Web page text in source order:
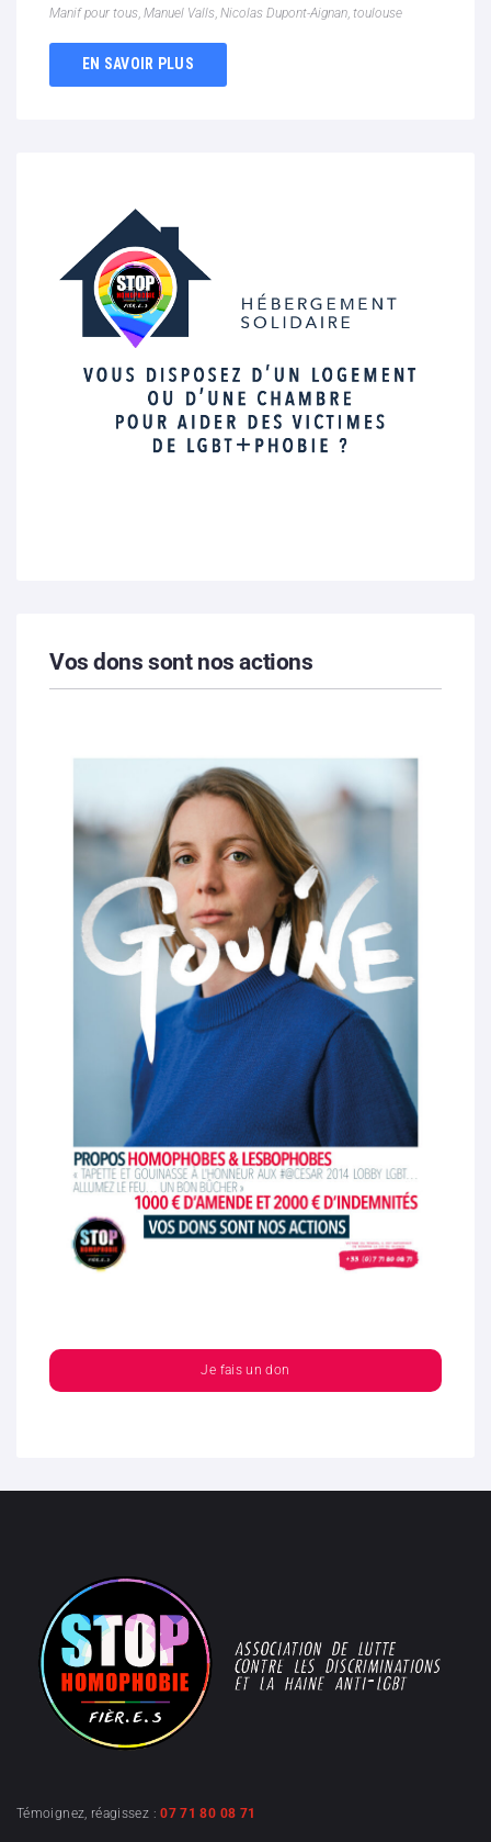
Manif pour tous, Manuel Valls, Nicolas Dupont-Aignan, toulouse
EN SAVOIR PLUS
Vos dons sont nos actions
Je fais un don
Témoignez, réagissez :07 71 80 08 71